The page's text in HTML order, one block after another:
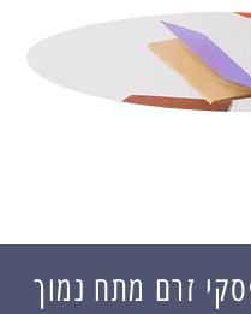
זרם מתח נמוך